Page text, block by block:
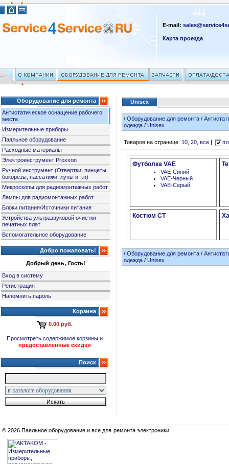
E-mail:
Карта проезда
Оборудование для ремонта
Антистатическое оснащение рабочего
места
Измерительные приборы
Паяльное оборудование
Расходные материалы
Электроинструмент Proxxon
Ручной инструмент (Отвертки, пинцеты,
бокорезы, пассатижи, лупы и т.п)
Микроскопы для радиомонтажных работ
Лампы для радиомонтажных работ
Блоки питания/Источники питания
Устройства ультразвуковой очистки
печатных плат
Вспомогательное оборудование
Добро пожаловать!
Добрый день, Гость!
Вход в систему
Регистрация
Напомнить пароль
Корзина
0.00 руб.
Просмотреть содержимое корзины и
предоставленные скидки
Поиск
Unisex
/Оборудование для ремонта /
одежда/Unisex
Товаров на странице:10,20,все
Футболка VAE
VAE-Синий
VAE-Черный
VAE-Серый
Костюм СТ
/Оборудование для ремонта /
одежда/Unisex
© 2026 Паяльное оборудование и все для ремонта электроники